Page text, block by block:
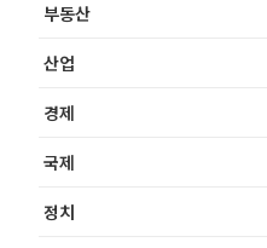
부동산
산업
경제
국제
정치